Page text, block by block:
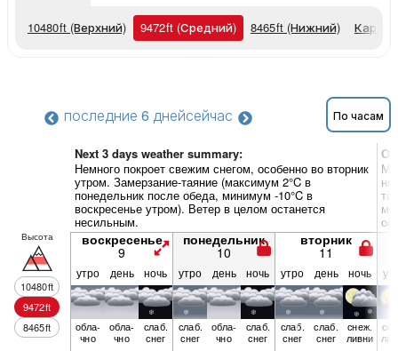
10480ft (Верхний) 9472ft (Средний) 8465ft (Нижний) Карты
последние 6 днейсейчас По часам
Next 3 days weather summary:
Немного покроет свежим снегом, особенно во вторник
утром. Замерзание-таяние (максимум 2°C в
понедельник после обеда, минимум -10°C в
воскресенье утром). Ветер в целом останется
несильным.
Высота
10480ft
9472ft
8465ft
воскресенье
9
понедельник
10
вторник
11
утро день ночь утро день ночь утро день ночь
обла­
чно
обла­
чно
слаб.
снег
слаб.
снег
обла­
чно
слаб.
снег
слаб.
снег
слаб.
снег
снеж.
ливни